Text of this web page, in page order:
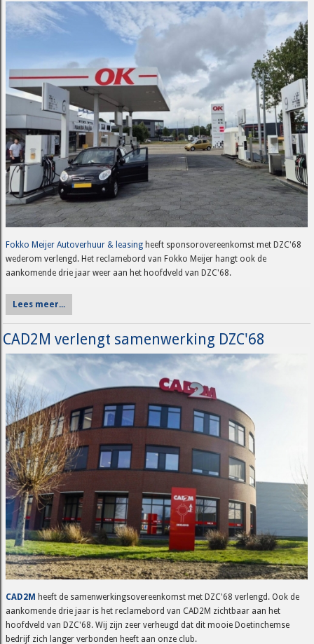
Fokko Meijer Autoverhuur & leasing heeft sponsorovereenkomst met DZC'68
wederom verlengd. Het reclamebord van Fokko Meijer hangt ook de
aankomende drie jaar weer aan het hoofdveld van DZC'68.
Lees meer...
CAD2M verlengt samenwerking DZC'68
CAD2M heeft de samenwerkingsovereenkomst met DZC'68 verlengd. Ook de
aankomende drie jaar is het reclamebord van CAD2M zichtbaar aan het
hoofdveld van DZC'68. Wij zijn zeer verheugd dat dit mooie Doetinchemse
bedrijf zich langer verbonden heeft aan onze club.